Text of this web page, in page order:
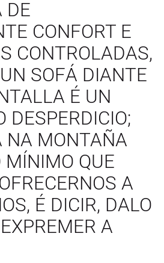
DE
CONFORT E
CONTROLADAS,
SOFÁ DIANTE
É UN
DESPERDICIO;
NA MONTAÑA
MÍNIMO QUE
A
É DICIR, DALO
A